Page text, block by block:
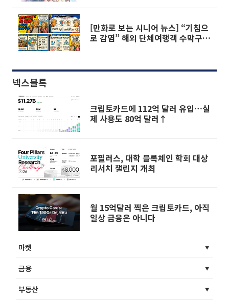
[만화로 보는 시니어 뉴스] “기침으
로 감염” 해외 단체여행객 수막구균
넥스블록
크립토카드에 112억 달러 유입…실
제 사용도 80억 달러↑
포필러스, 대학 블록체인 학회 대상
리서치 챌린지 개최
월 15억달러 찍은 크립토카드, 아직
일상 금융은 아니다
마켓
금융
부동산